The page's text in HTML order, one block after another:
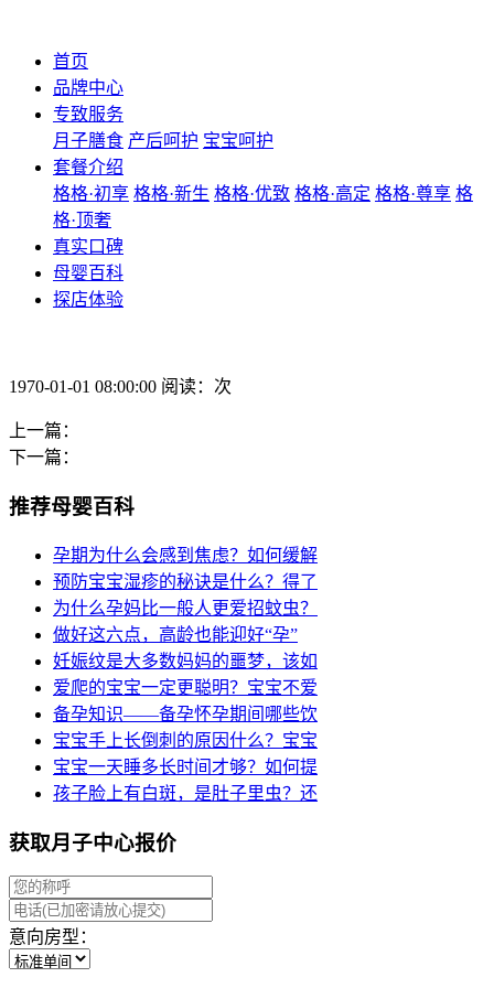
首页
品牌中心
专致服务
月子膳食 产后呵护 宝宝呵护
套餐介绍
格格·初享 格格·新生 格格·优致 格格·高定 格格·尊享 格
格·顶奢
真实口碑
母婴百科
探店体验
1970-01-01 08:00:00 阅读：次
上一篇：
下一篇：
推荐母婴百科
孕期为什么会感到焦虑？如何缓解
预防宝宝湿疹的秘诀是什么？得了
为什么孕妈比一般人更爱招蚊虫？
做好这六点，高龄也能迎好“孕”
妊娠纹是大多数妈妈的噩梦，该如
爱爬的宝宝一定更聪明？宝宝不爱
备孕知识——备孕怀孕期间哪些饮
宝宝手上长倒刺的原因什么？宝宝
宝宝一天睡多长时间才够？如何提
孩子脸上有白斑，是肚子里虫？还
获取月子中心报价
意向房型：